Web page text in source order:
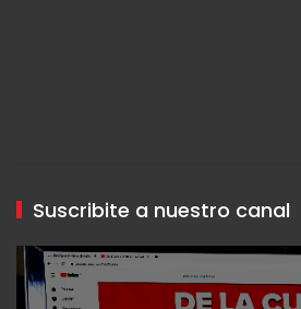
Suscribite a nuestro canal